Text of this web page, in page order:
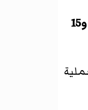
في 26 و27 رمضان 1433هـ الموافق 14 و15